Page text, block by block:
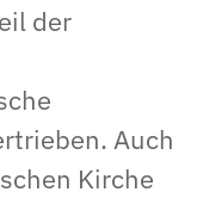
der
Auch
Kirche